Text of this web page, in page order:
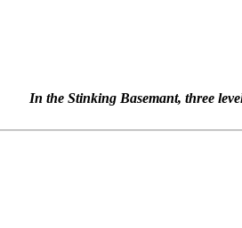
In the Stinking Basemant, three